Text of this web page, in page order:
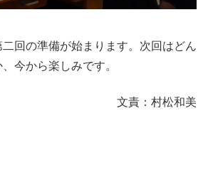
回の準備が始まります。次回はどん
今から楽しみです。
文責：村松和美